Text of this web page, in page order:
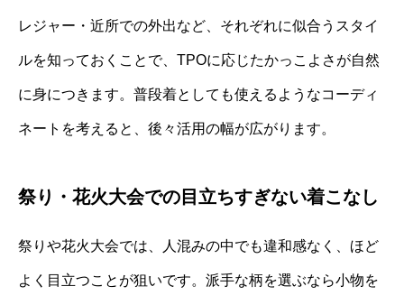
レジャー・近所での外出など、それぞれに似合うスタイ
ルを知っておくことで、TPOに応じたかっこよさが自然
に身につきます。普段着としても使えるようなコーディ
ネートを考えると、後々活用の幅が広がります。
祭り・花火大会での目立ちすぎない着こなし
祭りや花火大会では、人混みの中でも違和感なく、ほど
よく目立つことが狙いです。派手な柄を選ぶなら小物を